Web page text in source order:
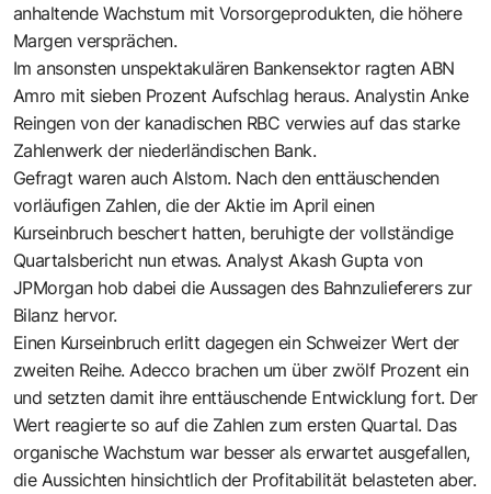
anhaltende Wachstum mit Vorsorgeprodukten, die höhere
Margen versprächen.
Im ansonsten unspektakulären Bankensektor ragten ABN
Amro mit sieben Prozent Aufschlag heraus. Analystin Anke
Reingen von der kanadischen RBC verwies auf das starke
Zahlenwerk der niederländischen Bank.
Gefragt waren auch Alstom. Nach den enttäuschenden
vorläufigen Zahlen, die der Aktie im April einen
Kurseinbruch beschert hatten, beruhigte der vollständige
Quartalsbericht nun etwas. Analyst Akash Gupta von
JPMorgan hob dabei die Aussagen des Bahnzulieferers zur
Bilanz hervor.
Einen Kurseinbruch erlitt dagegen ein Schweizer Wert der
zweiten Reihe. Adecco brachen um über zwölf Prozent ein
und setzten damit ihre enttäuschende Entwicklung fort. Der
Wert reagierte so auf die Zahlen zum ersten Quartal. Das
organische Wachstum war besser als erwartet ausgefallen,
die Aussichten hinsichtlich der Profitabilität belasteten aber.